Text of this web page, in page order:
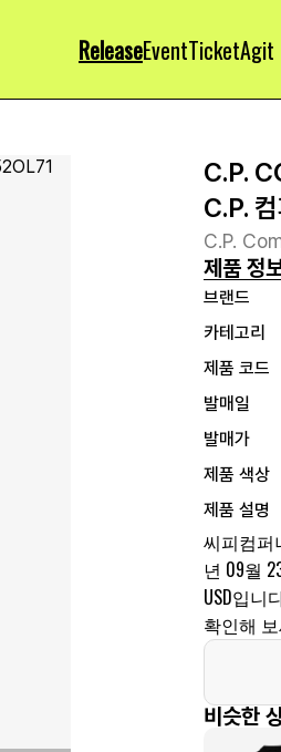
ReleaseEventTicketAgit
C.P.
C.P.
C.P.
제품 정
브랜드
카테고리
제품 코드
발매일
발매가
제품 색상
제품 설명
씨피컴퍼
년 09월
USD입
확인해
비슷한